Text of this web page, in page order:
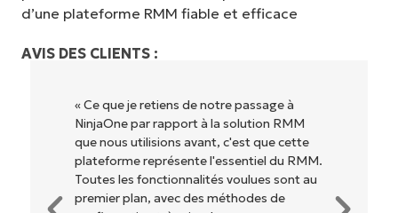
d’une plateforme RMM fiable et efficace
AVIS DES CLIENTS :
« NinjaOne est extrêmement simple
d'utilisation grâce à une interface fluide et
des fonctionnalités back-end puissantes.
Pas de configuration complexe ou
d'interface difficile à maîtriser. Toutes les
options et tous les outils sont clairement